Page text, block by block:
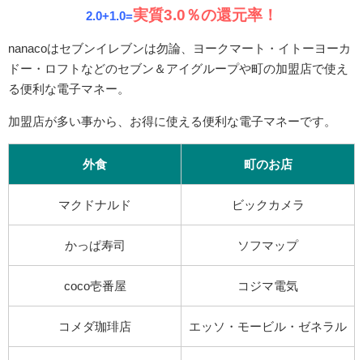
2.0+1.0=実質3.0％の還元率！
nanacoはセブンイレブンは勿論、ヨークマート・イトーヨーカ
ドー・ロフトなどのセブン＆アイグループや町の加盟店で使え
る便利な電子マネー。
加盟店が多い事から、お得に使える便利な電子マネーです。
外食 町のお店
マクドナルド ビックカメラ
かっぱ寿司 ソフマップ
coco壱番屋 コジマ電気
コメダ珈琲店 エッソ・モービル・ゼネラル